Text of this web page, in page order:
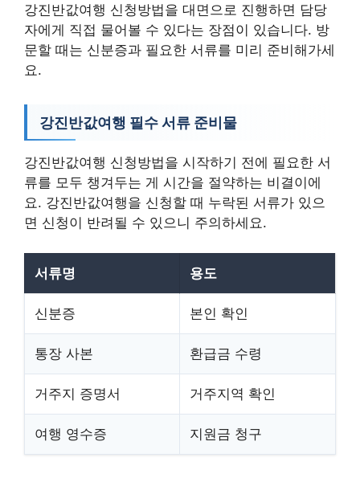
강진반값여행 신청방법을 대면으로 진행하면 담당
자에게 직접 물어볼 수 있다는 장점이 있습니다. 방
문할 때는 신분증과 필요한 서류를 미리 준비해가세
요.
강진반값여행 필수 서류 준비물
강진반값여행 신청방법을 시작하기 전에 필요한 서
류를 모두 챙겨두는 게 시간을 절약하는 비결이에
요. 강진반값여행을 신청할 때 누락된 서류가 있으
면 신청이 반려될 수 있으니 주의하세요.
서류명 용도
신분증 본인 확인
통장 사본 환급금 수령
거주지 증명서 거주지역 확인
여행 영수증 지원금 청구